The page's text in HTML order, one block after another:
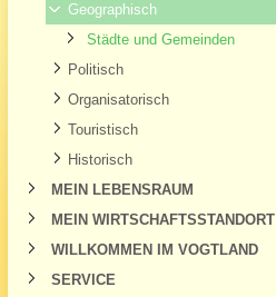
Geographisch
Städte und Gemeinden
Politisch
Organisatorisch
Touristisch
Historisch
MEIN LEBENSRAUM
MEIN WIRTSCHAFTSSTANDORT
WILLKOMMEN IM VOGTLAND
SERVICE